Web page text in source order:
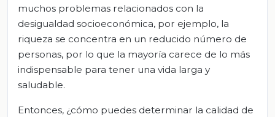
muchos problemas relacionados con la
desigualdad socioeconómica, por ejemplo, la
riqueza se concentra en un reducido número de
personas, por lo que la mayoría carece de lo más
indispensable para tener una vida larga y
saludable.
Entonces, ¿cómo puedes determinar la calidad de